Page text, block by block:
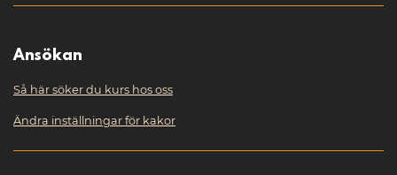
Ansökan
Så här söker du kurs hos oss
Ändra inställningar för kakor